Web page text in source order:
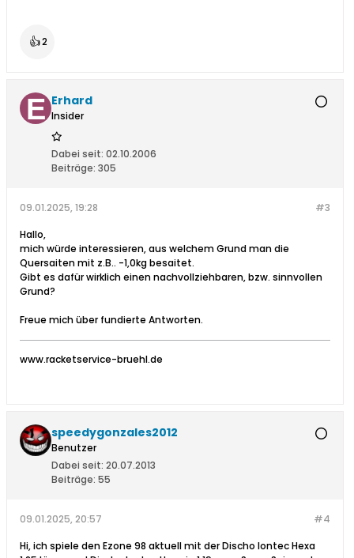
👍2
Erhard
Insider
Dabei seit: 02.10.2006
Beiträge: 305
#3
09.01.2025, 19:28
Hallo,
mich würde interessieren, aus welchem Grund man die
Quersaiten mit z.B.. -1,0kg besaitet.
Gibt es dafür wirklich einen nachvollziehbaren, bzw. sinnvollen
Grund?
Freue mich über fundierte Antworten.
www.racketservice-bruehl.de
speedygonzales2012
Benutzer
Dabei seit: 20.07.2013
Beiträge: 55
#4
09.01.2025, 20:57
Hi, ich spiele den Ezone 98 aktuell mit der Discho Iontec Hexa